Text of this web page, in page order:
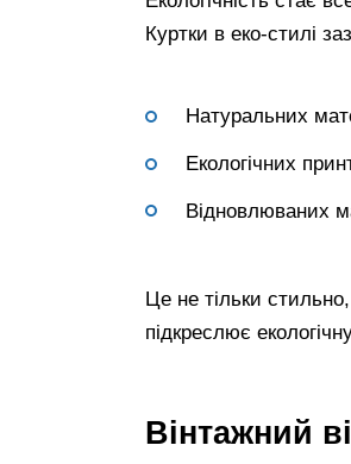
Куртки в еко-стилі
Натуральних
Екологічних
Відновлюваних
Це не тільки
підкреслює
Вінтажний